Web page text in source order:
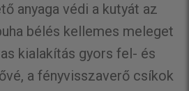
anyaga védi a kutyát az
bélés kellemes meleget
kialakítás gyors fel- és
a fényvisszaverő csíkok